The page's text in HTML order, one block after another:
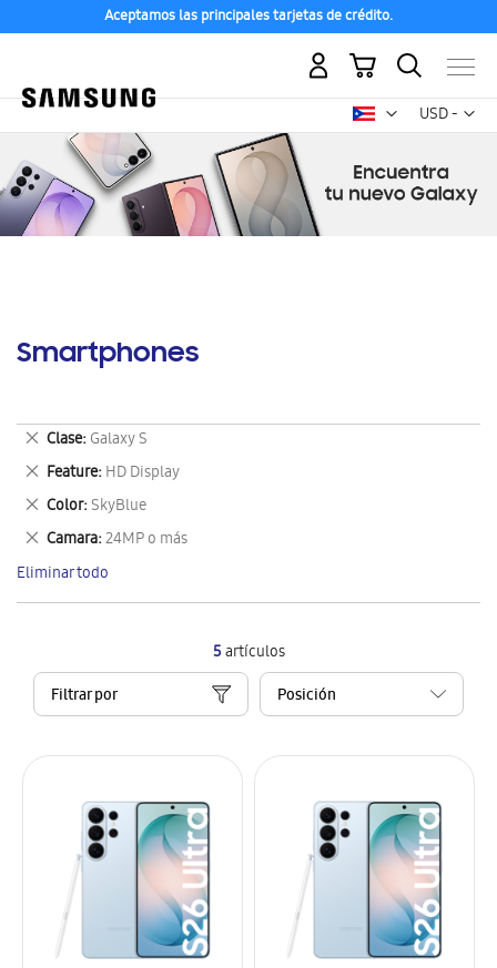
Aceptamos las principales tarjetas de crédito.
USD -
dólar
Mi carrito
Smartphones
5artículos
Filtrar por
Clase Galaxy S
Eliminar
este
artículo
Feature HD Display
Eliminar
este
artículo
Color SkyBlue
Eliminar
este
artículo
Camara 24MP o más
Eliminar
este
artículo
Eliminar todo